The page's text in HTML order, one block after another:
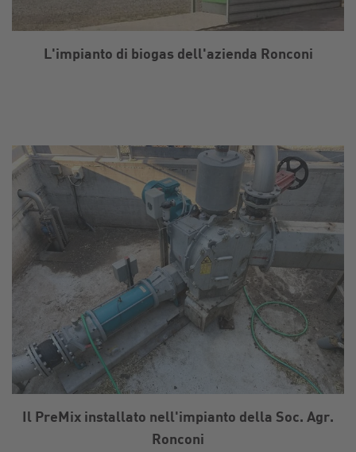
L'impianto di biogas dell'azienda Ronconi
Il PreMix installato nell'impianto della Soc. Agr.
Ronconi